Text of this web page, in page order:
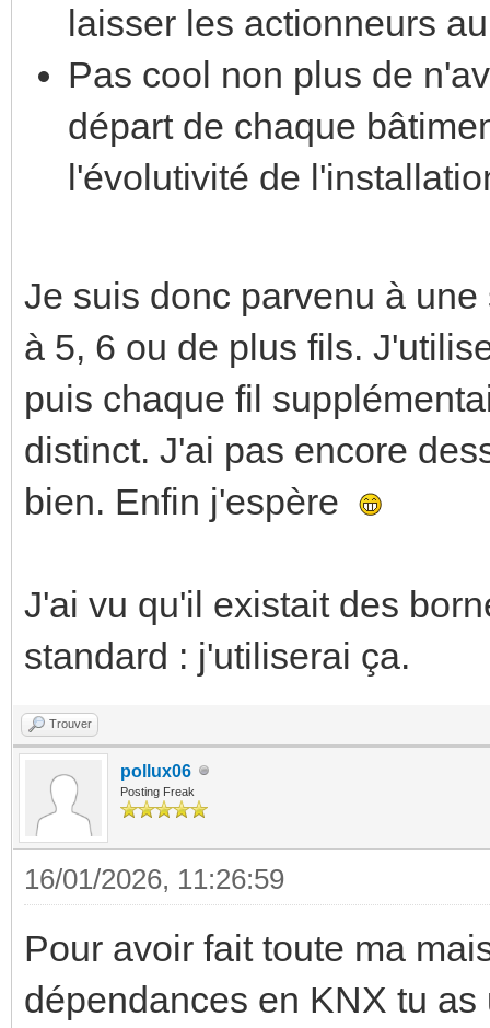
laisser les actionneurs
Pas cool non plus de
départ de chaque
l'évolutivité de
Je suis donc parvenu à
à 5, 6 ou de plus fils.
puis chaque fil
distinct. J'ai pas encore
bien. Enfin j'espère
J'ai vu qu'il existait des
standard : j'utiliserai ça.
Trouver
pollux06
Posting Freak
16/01/2026, 11:26:59
Pour avoir fait toute ma
dépendances en KNX tu